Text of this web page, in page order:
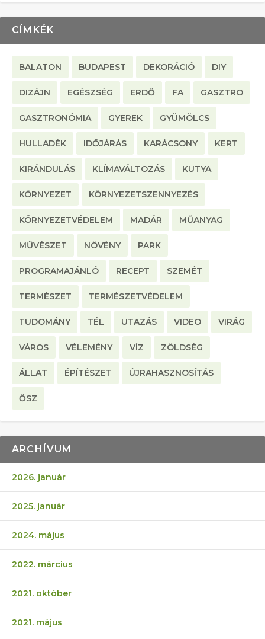
CÍMKÉK
BALATON BUDAPEST DEKORÁCIÓ DIY
DIZÁJN EGÉSZSÉG ERDŐ FA GASZTRO
GASZTRONÓMIA GYEREK GYÜMÖLCS
HULLADÉK IDŐJÁRÁS KARÁCSONY KERT
KIRÁNDULÁS KLÍMAVÁLTOZÁS KUTYA
KÖRNYEZET KÖRNYEZETSZENNYEZÉS
KÖRNYEZETVÉDELEM MADÁR MŰANYAG
MŰVÉSZET NÖVÉNY PARK
PROGRAMAJÁNLÓ RECEPT SZEMÉT
TERMÉSZET TERMÉSZETVÉDELEM
TUDOMÁNY TÉL UTAZÁS VIDEO VIRÁG
VÁROS VÉLEMÉNY VÍZ ZÖLDSÉG
ÁLLAT ÉPÍTÉSZET ÚJRAHASZNOSÍTÁS
ŐSZ
ARCHÍVUM
2026. január
2025. január
2024. május
2022. március
2021. október
2021. május